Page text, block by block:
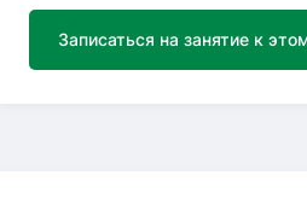
Записаться на занятие к